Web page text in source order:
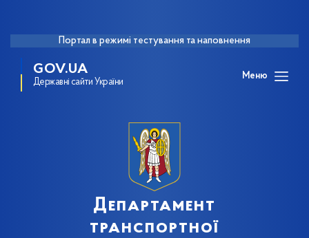
Портал в режимі тестування та наповнення
GOV.UA
Державні сайти України
Меню
Департамент
транспортної